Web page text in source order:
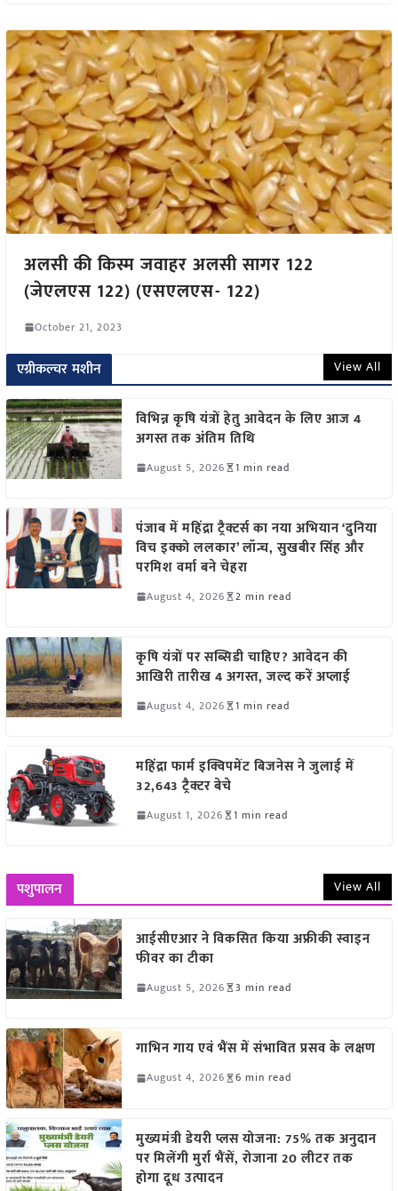
अलसी की किस्म जवाहर अलसी सागर 122
(जेएलएस 122) (एसएलएस- 122)
October 21, 2023
एग्रीकल्चर मशीन View All
विभिन्न कृषि यंत्रों हेतु आवेदन के लिए आज 4
अगस्त तक अंतिम तिथि
August 5, 2026 1 min read
पंजाब में महिंद्रा ट्रैक्टर्स का नया अभियान ‘दुनिया
विच इक्को ललकार’ लॉन्च, सुखबीर सिंह और
परमिश वर्मा बने चेहरा
August 4, 2026 2 min read
कृषि यंत्रों पर सब्सिडी चाहिए? आवेदन की
आखिरी तारीख 4 अगस्त, जल्द करें अप्लाई
August 4, 2026 1 min read
महिंद्रा फार्म इक्विपमेंट बिजनेस ने जुलाई में
32,643 ट्रैक्टर बेचे
August 1, 2026 1 min read
पशुपालन View All
आईसीएआर ने विकसित किया अफ्रीकी स्वाइन
फीवर का टीका
August 5, 2026 3 min read
गाभिन गाय एवं भैंस में संभावित प्रसव के लक्षण
August 4, 2026 6 min read
मुख्यमंत्री डेयरी प्लस योजना: 75% तक अनुदान
पर मिलेंगी मुर्रा भैंसें, रोजाना 20 लीटर तक
होगा दूध उत्पादन